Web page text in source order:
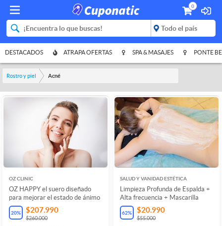
0
DESTACADOS ATRAPA OFERTAS SPA & MASAJES PONTE
Rostro y piel Acné
OZ CLINIC
OZ HAPPY el suero diseñado
para mejorar el estado de ánimo
20% $207.990
$260.000
SALUD Y VANIDAD ESTÉTICA
Limpieza Profunda de Espalda +
Alta frecuencia + Mascarilla
62% $20.990
$55.000